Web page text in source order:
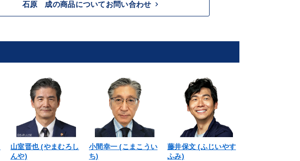
石原 成の商品についてお問い合わせ keyboard_arrow_right
山室晋也 (やまむろし
んや)
小間幸一 (こまこうい
ち)
藤井保文 (ふじいやす
ふみ)